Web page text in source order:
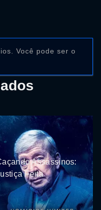
Você pode ser o
Assassinos:
Feita